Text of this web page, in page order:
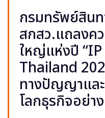
กรมทรัพย์สิน
สกสว.แถลงค
ใหญ่แห่งปี
Thailand
ทางปัญญาแล
โลกธุรกิจอย่า